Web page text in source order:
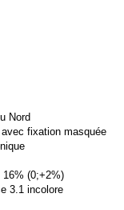
Nord
fixation masquée
(0;+2%)
3.1 incolore